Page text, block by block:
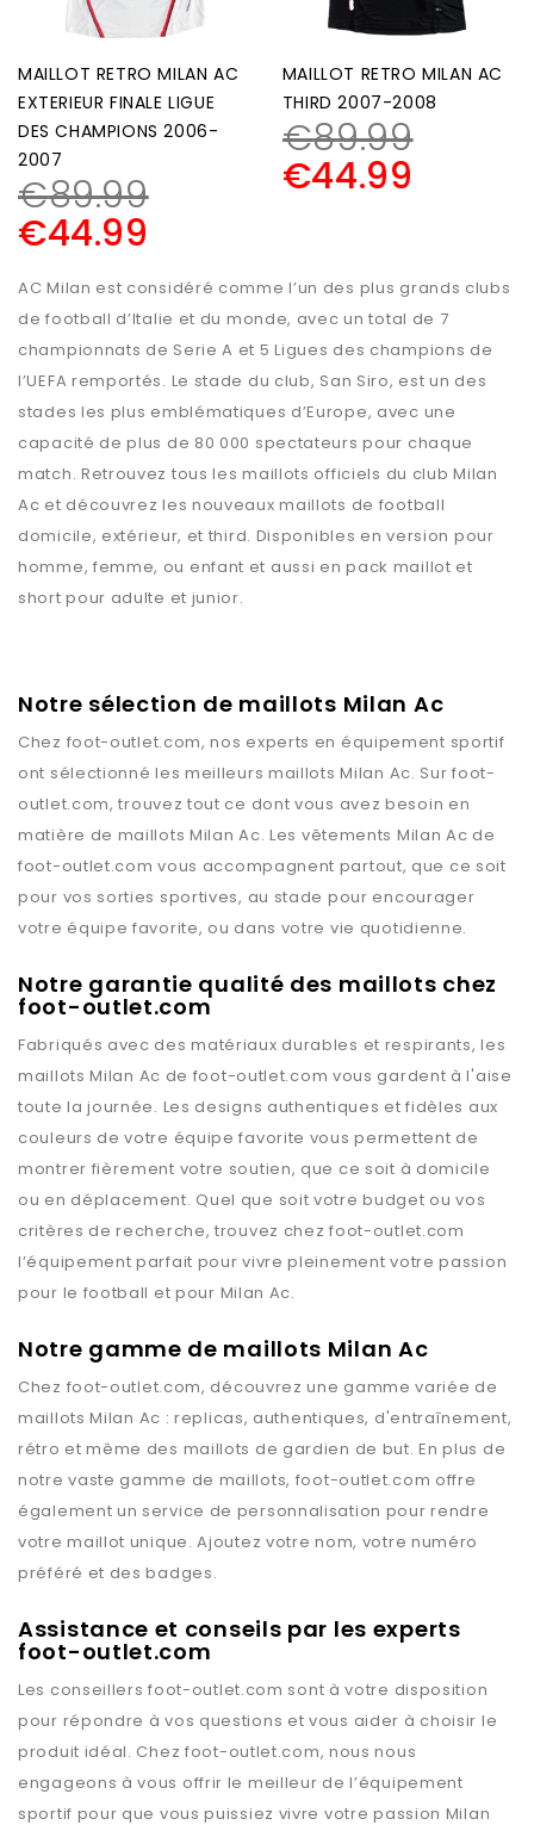
MAILLOT RETRO MILAN AC
EXTERIEUR FINALE LIGUE
DES CHAMPIONS 2006-
2007
€89.99
€44.99
MAILLOT RETRO MILAN AC
THIRD 2007-2008
€89.99
€44.99
AC Milan est considéré comme l’un des plus grands clubs
de football d’Italie et du monde, avec un total de 7
championnats de Serie A et 5 Ligues des champions de
l’UEFA remportés. Le stade du club, San Siro, est un des
stades les plus emblématiques d’Europe, avec une
capacité de plus de 80 000 spectateurs pour chaque
match. Retrouvez tous les maillots officiels du club Milan
Ac et découvrez les nouveaux maillots de football
domicile, extérieur, et third. Disponibles en version pour
homme, femme, ou enfant et aussi en pack maillot et
short pour adulte et junior.
Notre sélection de maillots Milan Ac
Chez foot-outlet.com, nos experts en équipement sportif
ont sélectionné les meilleurs maillotsMilan Ac. Surfoot-
outlet.com, trouvez tout ce dont vous avez besoin en
matière de maillots Milan Ac. Les vêtements Milan Ac de
foot-outlet.com vous accompagnent partout, que ce soit
pour vos sorties sportives, au stade pour encourager
votre équipe favorite, ou dans votre vie quotidienne.
Notre garantie qualité des maillots chez
foot-outlet.com
Fabriqués avec des matériaux durables et respirants, les
maillotsMilan Ac de foot-outlet.com vous gardent à l'aise
toute la journée. Les designs authentiques et fidèles aux
couleurs de votre équipe favorite vous permettent de
montrer fièrement votre soutien, que ce soit à domicile
ou en déplacement. Quel que soit votre budget ou vos
critères de recherche, trouvez chezfoot-outlet.com
l’équipement parfait pour vivre pleinement votre passion
pour le football et pour Milan Ac.
Notre gamme de maillots Milan Ac
Chez foot-outlet.com, découvrez une gamme variée de
maillotsMilan Ac : replicas, authentiques, d'entraînement,
rétro et même des maillots de gardien de but. En plus de
notre vaste gamme de maillots, foot-outlet.com offre
également un service de personnalisation pour rendre
votre maillot unique. Ajoutez votre nom, votre numéro
préféré et des badges.
Assistance et conseils par les experts
foot-outlet.com
Les conseillersfoot-outlet.com sont à votre disposition
pour répondre à vos questions et vous aider à choisir le
produit idéal. Chez foot-outlet.com, nous nous
engageons à vous offrir le meilleur de l’équipement
sportif pour que vous puissiez vivre votre passion Milan